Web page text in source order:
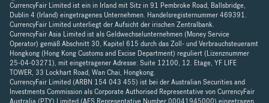
CurrencyFair Limited ist ein in Irland mit Sitz in 91 Pembroke Road, Ballsbridge,
Dublin 4 (Irland) eingetragenes Unternehmen. Handelsregisternummer 469391.
CurrencyFair Limited unterliegt der Aufsicht der irischen Zentralbank.
CurrencyFair Asia Limited ist als Geldwechselunternehmen (Money Service
Operator) gemäß Abschnitt 30, Kapitel 615 durch das Zoll- und Verbrauchsteueramt
Hongkong (Hong Kong Customs and Excise Department) reguliert (Lizenznummer
25-04-03271), mit eingetragener Adresse: Suite 12100, 12. Etage, YF LIFE
TOWER, 33 Lockhart Road, Wan Chai, Hongkong.
CurrencyFair Limited (ARBN 154 043 455) ist bei der Australian Securities and
Investments Commission als Corporate Authorised Representative von CurrencyFair
Australia (PTY) Limited (AFS Representative Number 00041945000) eingetragen.